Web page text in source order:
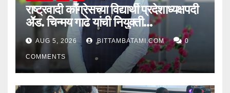
राष्ट्रवादी काँग्रेसच्या विद्यार्थी प्रदेशाध्यक्षपदी
ॲड. चिन्मय गाढे यांची नियुक्ती…
AUG 5, 2026 BITTAMBATAMI.COM 0
COMMENTS